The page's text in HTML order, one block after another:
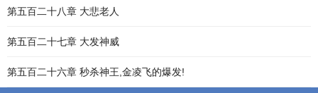
第五百二十八章 大悲老人
第五百二十七章 大发神威
第五百二十六章 秒杀神王,金凌飞的爆发!